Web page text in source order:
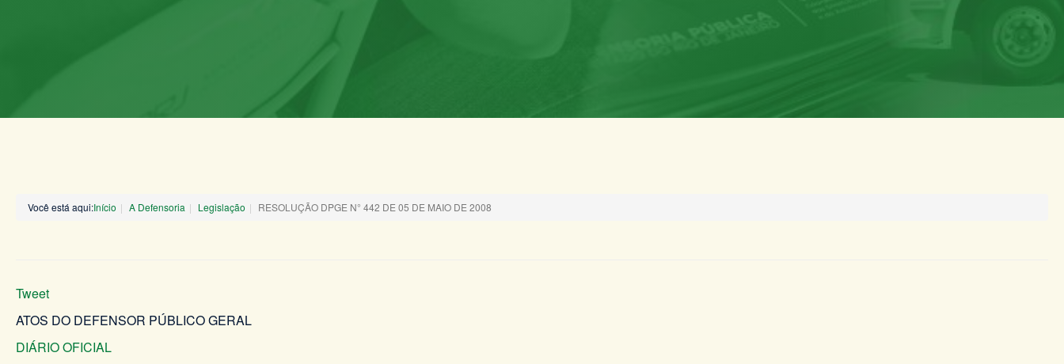
Você está aqui:Início A Defensoria Legislação RESOLUÇÃO DPGE N° 442 DE 05 DE MAIO DE 2008
Tweet
ATOS DO DEFENSOR PÚBLICO GERAL
DIÁRIO OFICIAL